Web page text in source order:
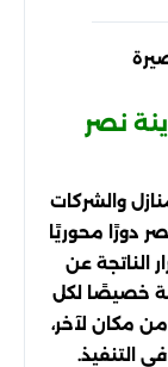
نصر
دورًا محوريًا
الناتجة عن
خصيصًا لكل
مكان لآخر،
التنفيذ.